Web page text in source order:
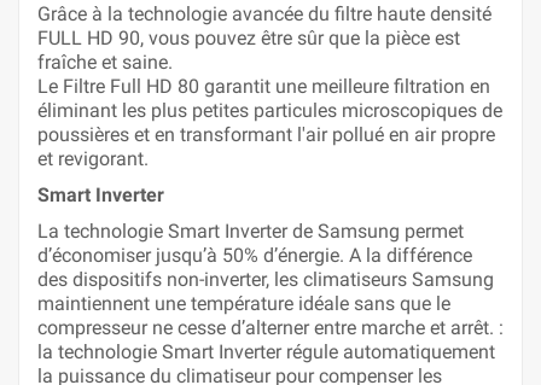
Grâce à la technologie avancée du filtre haute densité
FULL HD 90, vous pouvez être sûr que la pièce est
fraîche et saine.
Le Filtre Full HD 80 garantit une meilleure filtration en
éliminant les plus petites particules microscopiques de
poussières et en transformant l'air pollué en air propre
et revigorant.
Smart Inverter
La technologie Smart Inverter de Samsung permet
d’économiser jusqu’à 50% d’énergie. A la différence
des dispositifs non-inverter, les climatiseurs Samsung
maintiennent une température idéale sans que le
compresseur ne cesse d’alterner entre marche et arrêt. :
la technologie Smart Inverter régule automatiquement
la puissance du climatiseur pour compenser les